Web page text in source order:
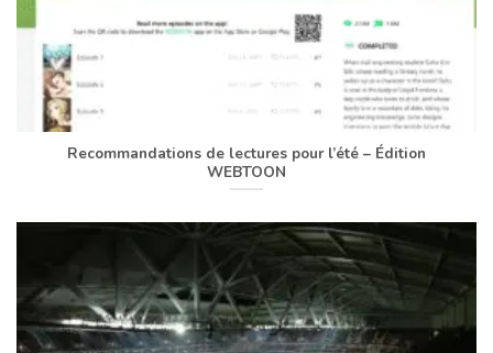
Recommandations de lectures pour l’été – Édition
WEBTOON